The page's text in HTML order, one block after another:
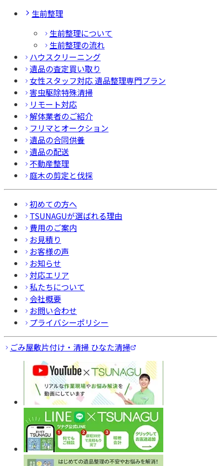
生前整理
生前整理について
生前整理の流れ
ハウスクリーニング
遺品の査定買い取り
女性スタッフ対応 遺品整理専門プラン
害虫駆除特殊清掃
リモート対応
解体業者のご紹介
フリマとオークション
遺品の合同供養
遺品の配送
不動産整理
庭木の剪定と伐採
初めての方へ
TSUNAGUが選ばれる理由
費用のご案内
お見積り
お客様の声
お知らせ
対応エリア
私たちについて
会社概要
お問い合わせ
プライバシーポリシー
ごみ屋敷片付け・清掃 ひなた清掃